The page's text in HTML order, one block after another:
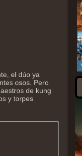
el dúo ya
osos. Pero
de kung
y torpes